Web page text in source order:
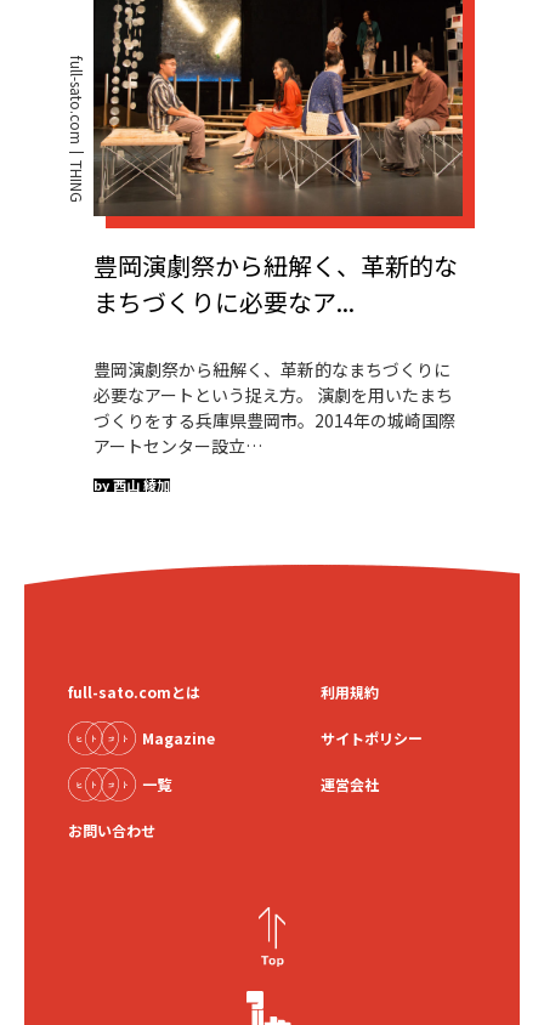
full-sato.com
THING
豊岡演劇祭から紐解く、革新的な
まちづくりに必要なア...
豊岡演劇祭から紐解く、革新的なまちづくりに
必要なアートという捉え方。 演劇を用いたまち
づくりをする兵庫県豊岡市。2014年の城崎国際
アートセンター設立…
by 西山 綾加
full-sato.comとは
Magazine
一覧
お問い合わせ
利用規約
サイトポリシー
運営会社